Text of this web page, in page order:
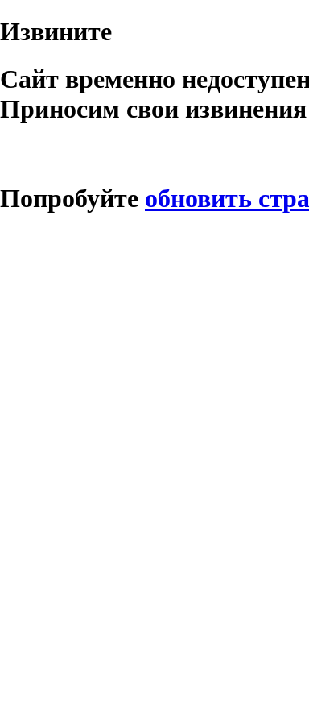
Извините
Сайт временно
Приносим свои извинения
Попробуйте обновить